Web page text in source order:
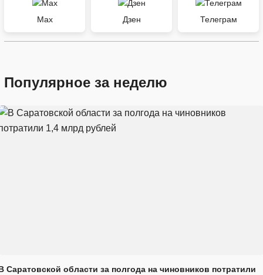
Max Дзен Телеграм
Популярное за неделю
Саратовской области за полгода на чиновников потратили